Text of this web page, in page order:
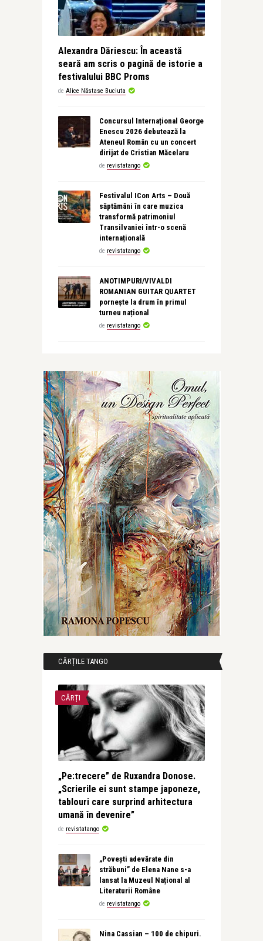
Alexandra Dăriescu: În această
seară am scris o pagină de istorie a
festivalului BBC Proms
de Alice Năstase Buciuta
Concursul Internațional George
Enescu 2026 debutează la
Ateneul Român cu un concert
dirijat de Cristian Măcelaru
de revistatango
Festivalul ICon Arts – Două
săptămâni în care muzica
transformă patrimoniul
Transilvaniei într-o scenă
internațională
de revistatango
ANOTIMPURI/VIVALDI
ROMANIAN GUITAR QUARTET
pornește la drum în primul
turneu național
de revistatango
CĂRȚILE TANGO
CĂRȚI
„Pe:trecere” de Ruxandra Donose.
„Scrierile ei sunt stampe japoneze,
tablouri care surprind arhitectura
umană în devenire”
de revistatango
„Povești adevărate din
străbuni” de Elena Nane s-a
lansat la Muzeul Național al
Literaturii Române
de revistatango
Nina Cassian – 100 de chipuri.